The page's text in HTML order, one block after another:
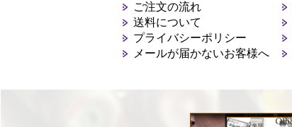
ご注文の流れ
送料について
プライバシーポリシー
メールが届かないお客様へ